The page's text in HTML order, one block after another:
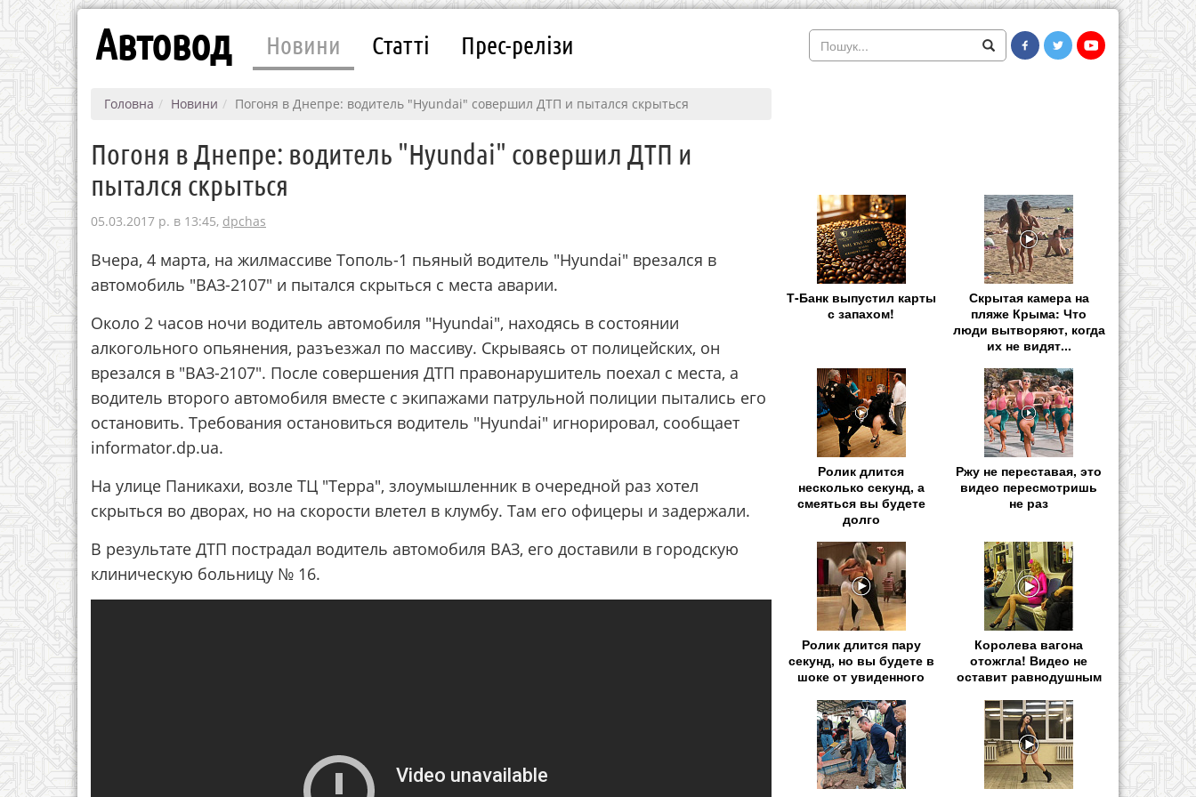
Автовод Новини Статті Прес-релізи
Головна Новини Погоня в Днепре: водитель "Hyundai" совершил ДТП и пытался скрыться
Погоня в Днепре: водитель "Hyundai" совершил ДТП и
пытался скрыться
05.03.2017 р. в 13:45, dpchas
Вчера, 4 марта, на жилмассиве Тополь-1 пьяный водитель "Hyundai" врезался в
автомобиль "ВАЗ-2107" и пытался скрыться с места аварии.
Около 2 часов ночи водитель автомобиля "Hyundai", находясь в состоянии
алкогольного опьянения, разъезжал по массиву. Скрываясь от полицейских, он
врезался в "ВАЗ-2107". После совершения ДТП правонарушитель поехал с места, а
водитель второго автомобиля вместе с экипажами патрульной полиции пытались его
остановить. Требования остановиться водитель "Hyundai" игнорировал, сообщает
informator.dp.ua.
На улице Паникахи, возле ТЦ "Терра", злоумышленник в очередной раз хотел
скрыться во дворах, но на скорости влетел в клумбу. Там его офицеры и задержали.
В результате ДТП пострадал водитель автомобиля ВАЗ, его доставили в городскую
клиническую больницу № 16.
Т-Банк выпустил карты
с запахом!
Скрытая камера на
пляже Крыма: Что
люди вытворяют, когда
их не видят...
Ролик длится
несколько секунд, а
смеяться вы будете
долго
Ржу не переставая, это
видео пересмотришь
не раз
Ролик длится пару
секунд, но вы будете в
шоке от увиденного
Королева вагона
отожгла! Видео не
оставит равнодушным